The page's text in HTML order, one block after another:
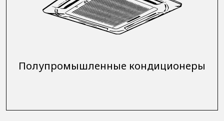
Полупромышленные кондиционеры